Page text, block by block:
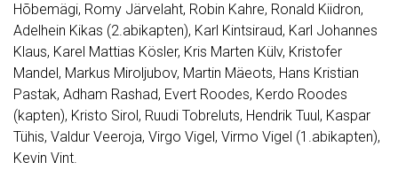
Hõbemägi, Romy Järvelaht, Robin Kahre, Ronald Kiidron,
Adelhein Kikas (2.abikapten), Karl Kintsiraud, Karl Johannes
Klaus, Karel Mattias Kösler, Kris Marten Külv, Kristofer
Mandel, Markus Miroljubov, Martin Mäeots, Hans Kristian
Pastak, Adham Rashad, Evert Roodes, Kerdo Roodes
(kapten), Kristo Sirol, Ruudi Tobreluts, Hendrik Tuul, Kaspar
Tühis, Valdur Veeroja, Virgo Vigel, Virmo Vigel (1.abikapten),
Kevin Vint.